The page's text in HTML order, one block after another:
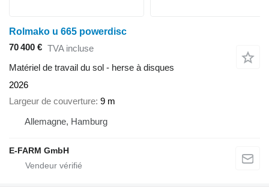
Rolmako u 665 powerdisc
70 400 € TVA incluse
Matériel de travail du sol - herse à disques
2026
Largeur de couverture 9 m
Allemagne, Hamburg
E-FARM GmbH